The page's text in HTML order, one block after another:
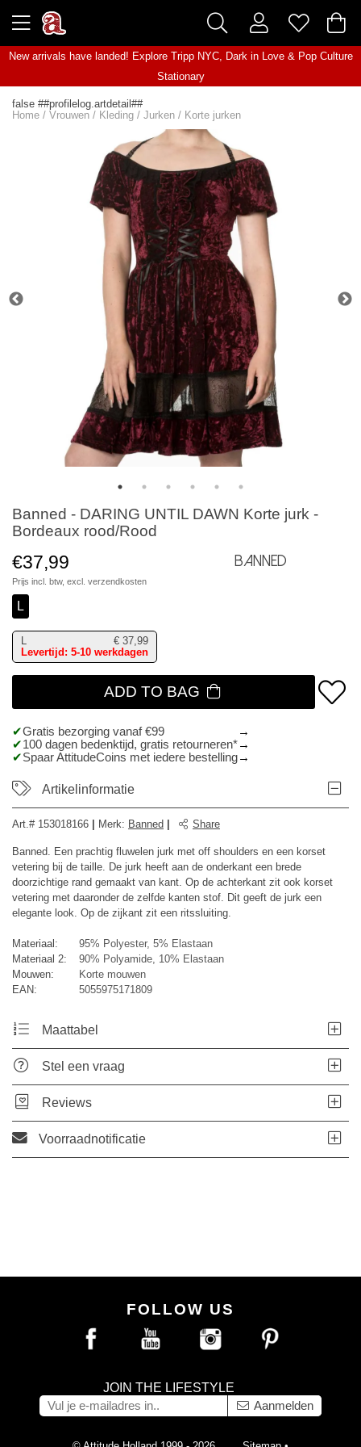
New arrivals have landed! Explore Tripp NYC, Dark in Love& Pop Culture
Stationary
false ##profilelog.artdetail##
Home / Vrouwen / Kleding / Jurken / Korte jurken
Banned - DARING UNTIL DAWN Korte jurk -
Bordeaux rood/Rood
€37,99
Prijs incl. btw, excl. verzendkosten
Banned
L
L € 37,99
Levertijd: 5-10 werkdagen
ADD TO BAG
Gratis bezorging vanaf €99
100 dagen bedenktijd, gratis retourneren*
Spaar AttitudeCoins met iedere bestelling
Artikelinformatie
Art.# 153018166 Merk: Banned Share
Banned. Een prachtig fluwelen jurk met off shoulders en een korset
vetering bij de taille. De jurk heeft aan de onderkant een brede
doorzichtige rand gemaakt van kant. Op de achterkant zit ook korset
vetering met daaronder de zelfde kanten stof. Dit geeft de jurk een
elegante look. Op de zijkant zit een ritssluiting.
Materiaal:
95% Polyester, 5% Elastaan
Materiaal 2:
90% Polyamide, 10% Elastaan
Mouwen:
Korte mouwen
EAN:
5055975171809
Maattabel
Stel een vraag
Reviews
Voorraadnotificatie
FOLLOW US
JOIN THE LIFESTYLE
Aanmelden